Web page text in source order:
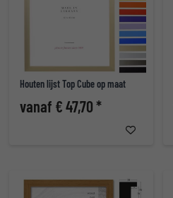
Houten lijst Top Cube op maat
vanaf € 47,70 *